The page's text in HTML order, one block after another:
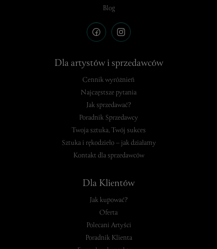
Blog
Dla artystów i sprzedawców
Cennik wyróżnień
Najczęstsze pytania
Jak sprzedawać?
Poradnik Sprzedawcy
Twoja sztuka, Twój sukces
Sztuka i rękodzieło – jak działamy
Kontakt dla sprzedawców
Dla Klientów
Jak kupować?
Oferta
Polecani Artyści
Poradnik Klienta